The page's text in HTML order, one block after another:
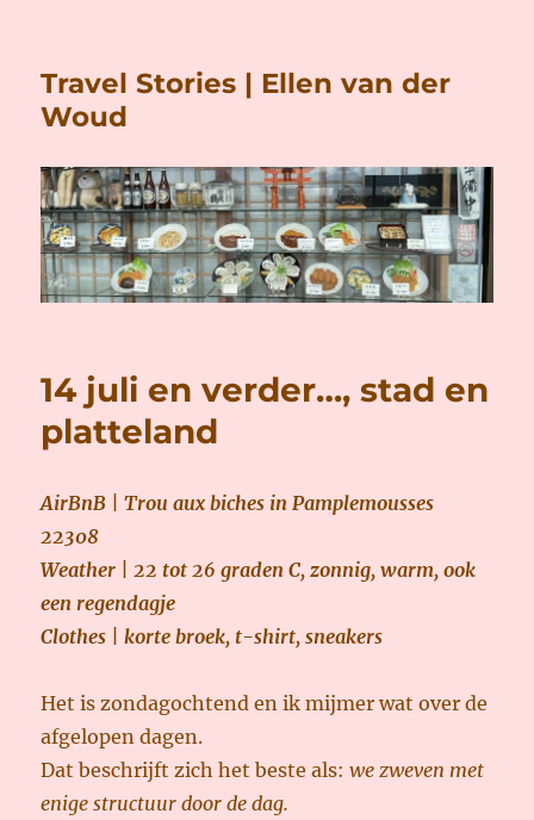
Travel Stories | Ellen van der
Woud
14 juli en verder…, stad en
platteland
AirBnB | Trou aux biches in Pamplemousses
22308
Weather | 22 tot 26 graden C, zonnig, warm, ook
een regendagje
Clothes | korte broek, t-shirt, sneakers
Het is zondagochtend en ik mijmer wat over de
afgelopen dagen.
Dat beschrijft zich het beste als:we zweven met
enige structuur door de dag.